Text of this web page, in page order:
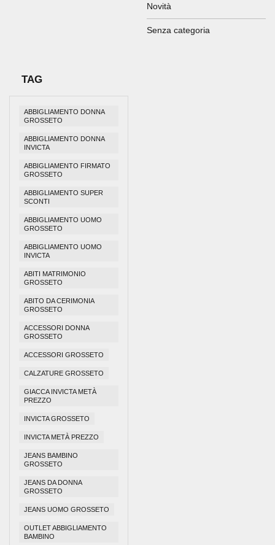
Novità
Senza categoria
TAG
ABBIGLIAMENTO DONNA
GROSSETO
ABBIGLIAMENTO DONNA
INVICTA
ABBIGLIAMENTO FIRMATO
GROSSETO
ABBIGLIAMENTO SUPER
SCONTI
ABBIGLIAMENTO UOMO
GROSSETO
ABBIGLIAMENTO UOMO
INVICTA
ABITI MATRIMONIO
GROSSETO
ABITO DA CERIMONIA
GROSSETO
ACCESSORI DONNA
GROSSETO
ACCESSORI GROSSETO
CALZATURE GROSSETO
GIACCA INVICTA METÀ
PREZZO
INVICTA GROSSETO
INVICTA METÀ PREZZO
JEANS BAMBINO
GROSSETO
JEANS DA DONNA
GROSSETO
JEANS UOMO GROSSETO
OUTLET ABBIGLIAMENTO
BAMBINO